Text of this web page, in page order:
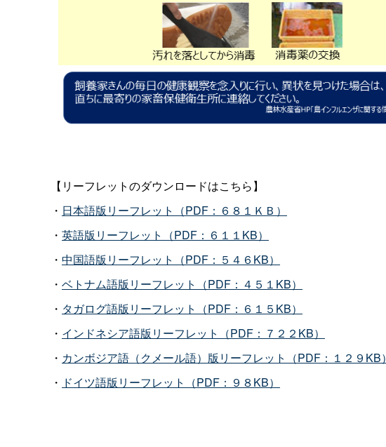
【リーフレットのダウンロードはこちら】
・ 日本語版リーフレット（PDF：６８１ＫＢ）
・ 英語版リーフレット（PDF：６１１KB）
・ 中国語版リーフレット（PDF：５４６KB）
・ ベトナム語版リーフレット（PDF：４５１KB）
・ タガログ語版リーフレット（PDF：６１５KB）
・ インドネシア語版リーフレット（PDF：７２２KB）
・ カンボジア語（クメール語）版リーフレット（PDF：１２９KB）
・ ドイツ語版リーフレット（PDF：９８KB）